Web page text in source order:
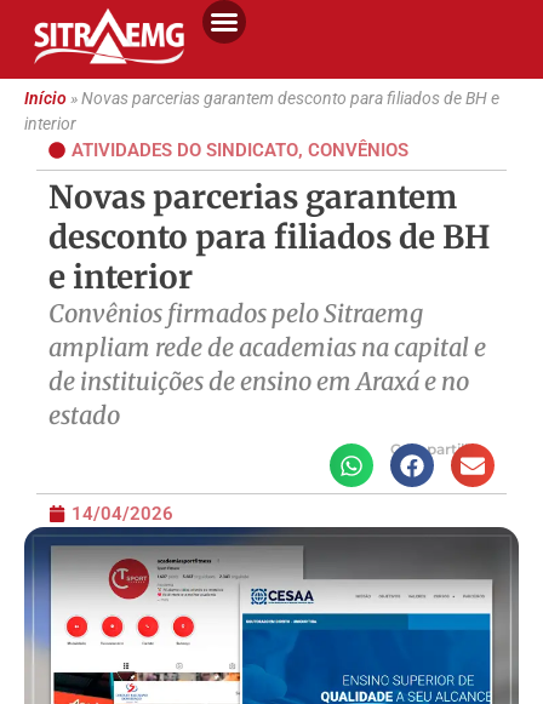
Início»Novas parcerias garantem desconto para filiados de BH e
interior
ATIVIDADES DO SINDICATO, CONVÊNIOS
Novas parcerias garantem
desconto para filiados de BH
e interior
Convênios firmados pelo Sitraemg
ampliam rede de academias na capital e
de instituições de ensino em Araxá e no
estado
Compartilhe
14/04/2026